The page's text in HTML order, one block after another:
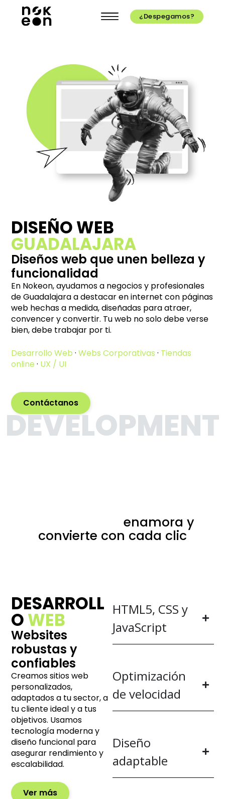
¿Despegamos?
DISEÑO WEB
GUADALAJARA
Diseños web que unen belleza y
funcionalidad
En Nokeon, ayudamos a negocios y profesionales
de Guadalajara a destacar en internet con páginas
web hechas a medida, diseñadas para atraer,
convencer y convertir. Tu web no solo debe verse
bien, debe trabajar por ti.
Desarrollo Web ·Webs Corporativas · Tiendas
online · UX / UI
Contáctanos
DEVELOPMENT
enamora y
convierte con cada clic
DESARROLL
OWEB
Websites
robustas y
confiables
Creamos sitios web
personalizados,
adaptados a tu sector, a
tu cliente ideal y a tus
objetivos. Usamos
tecnología moderna y
diseño funcional para
asegurar rendimiento y
escalabilidad.
Ver más
HTML5, CSS y
JavaScript
Optimización
de velocidad
Diseño
adaptable